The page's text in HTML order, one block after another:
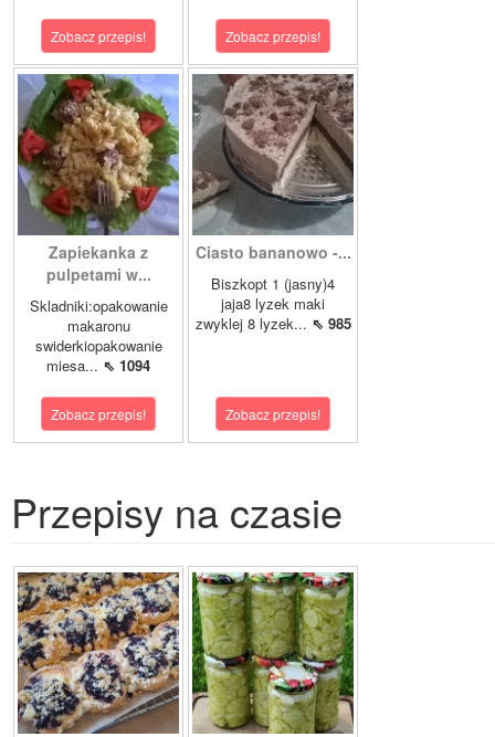
Zobacz przepis! Zobacz przepis!
Zapiekanka z
pulpetami w...
Skladniki:opakowanie
makaronu
swiderkiopakowanie
miesa... ⇖ 1094
Zobacz przepis!
Ciasto bananowo -...
Biszkopt 1 (jasny)4
jaja8 lyzek maki
zwyklej 8 lyzek... ⇖ 985
Zobacz przepis!
Przepisy na czasie